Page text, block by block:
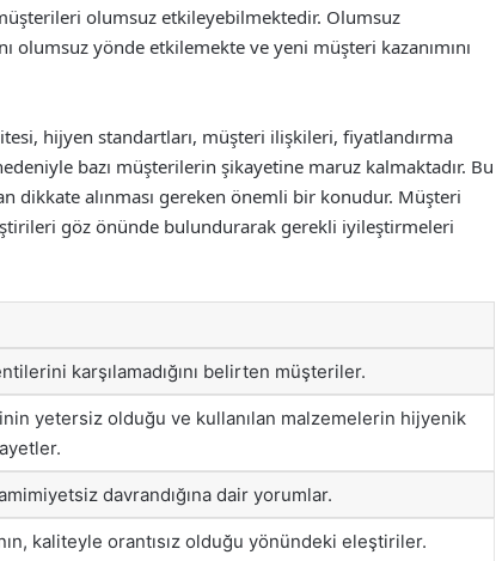
olumsuz etkileyebilmektedir. Olumsuz
olumsuz yönde etkilemekte ve yeni müşteri kazanımını
hijyen standartları, müşteri ilişkileri, fiyatlandırma
bazı müşterilerin şikayetine maruz kalmaktadır. Bu
dikkate alınması gereken önemli bir konudur. Müşteri
göz önünde bulundurarak gerekli iyileştirmeleri
karşılamadığını belirten müşteriler.
yetersiz olduğu ve kullanılan malzemelerin hijyenik
davrandığına dair yorumlar.
kaliteyle orantısız olduğu yönündeki eleştiriler.